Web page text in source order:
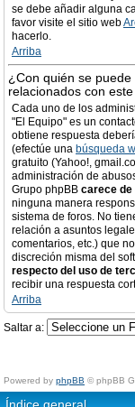
se debe añadir alguna
favor visite el sitio web
hacerlo.
Arriba
¿Con quién se
relacionados con
Cada uno de los
"El Equipo" es un
obtiene respuesta
(efectúe una búsqueda
gratuito (Yahoo!,
administración de
Grupo phpBB carece de
ninguna manera
sistema de foros. No
relación a asuntos
comentarios, etc.) que
discreción misma del
respecto del uso de
recibir una respuesta
Arriba
Saltar a:
Powered by phpBB © phpBB